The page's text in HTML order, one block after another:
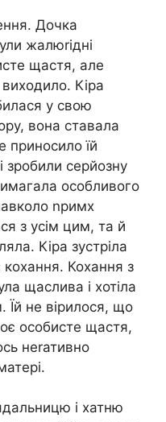
Дочка
жалюrідні
щастя, але
Кіра
у свою
вона ставала
приносило їй
зробили серйозну
особливого
nримх
з усім цим, та й
Кіра зустріла
Кохання з
щаслива і хотіла
Їй не вірилося, що
особисте щастя,
неrативно
і хатню